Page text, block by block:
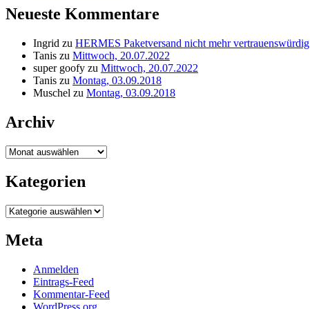
Neueste Kommentare
Ingrid zu HERMES Paketversand nicht mehr vertrauenswürdig
Tanis zu Mittwoch, 20.07.2022
super goofy zu Mittwoch, 20.07.2022
Tanis zu Montag, 03.09.2018
Muschel zu Montag, 03.09.2018
Archiv
Archiv
Kategorien
Kategorien
Meta
Anmelden
Eintrags-Feed
Kommentar-Feed